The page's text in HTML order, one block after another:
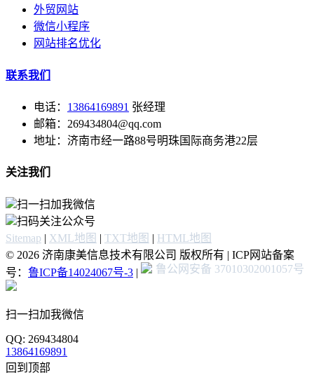
外贸网站
微信小程序
网站排名优化
联系我们
电话： 13864169891 张经理
邮箱：269434804@qq.com
地址：济南市经一路88号明珠国际商务港22层
关注我们
扫一扫加我微信
扫码关注公众号
Sitemap | XML地图 | TXT地图 | HTML地图
© 2026 济南康美信息技术有限公司 版权所有 | ICP网站备案
号： 鲁ICP备14024067号-3 | 鲁公网安备 37010302001057号
扫一扫加我微信
QQ: 269434804
13864169891
回到顶部